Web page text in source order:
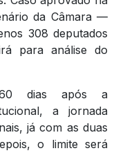
da Câmara —
308 deputados
para análise do
60 dias após a
a jornada
já com as duas
o limite será